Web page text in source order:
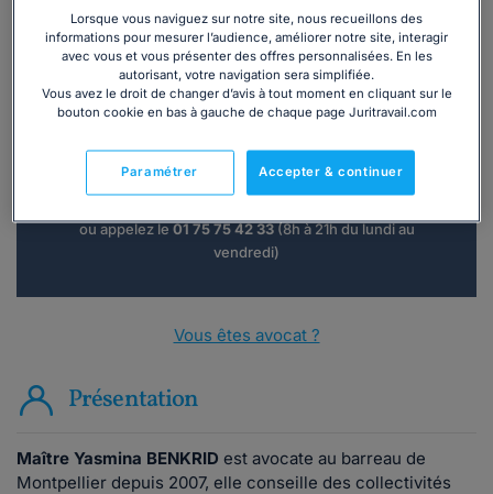
Vous souhaitez une consultation par
téléphone ?
Consulter immédiatement
ou appelez le01 75 75 42 33(8h à 21h du lundi au
vendredi)
Vous êtes avocat ?
Présentation
Maître Yasmina BENKRID est avocate au barreau de
Montpellier depuis 2007, elle conseille des collectivités
Lorsque vous naviguez sur notre site, nous recueillons des
informations pour mesurer l’audience, améliorer notre site, interagir
avec vous et vous présenter des offres personnalisées. En les
autorisant, votre navigation sera simplifiée.
Vous avez le droit de changer d’avis à tout moment en cliquant sur le
bouton cookie en bas à gauche de chaque page Juritravail.com
Accepter & continuer
Paramétrer